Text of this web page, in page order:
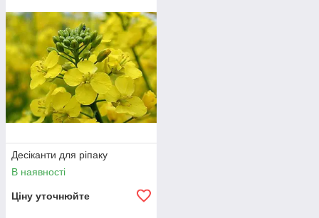
Десіканти для ріпаку
В наявності
Ціну уточнюйте